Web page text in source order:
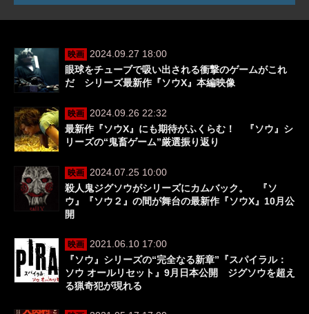
映画
2024.09.27 18:00
眼球をチューブで吸い出される衝撃のゲームがこれ
だ シリーズ最新作『ソウX』本編映像
映画
2024.09.26 22:32
最新作『ソウX』にも期待がふくらむ！ 『ソウ』シ
リーズの“鬼畜ゲーム”厳選振り返り
映画
2024.07.25 10:00
殺人鬼ジグソウがシリーズにカムバック。 『ソ
ウ』『ソウ２』の間が舞台の最新作『ソウX』10月公
開
映画
2021.06.10 17:00
『ソウ』シリーズの“完全なる新章”『スパイラル：
ソウ オールリセット』9月日本公開 ジグソウを超え
る猟奇犯が現れる